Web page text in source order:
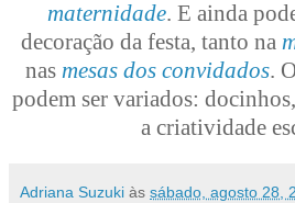
maternidade. E ainda
decoração da festa, tanto na
nas mesas dos convidados.
podem ser variados:
a criatividade
Adriana Suzuki às sábado, agosto 28,